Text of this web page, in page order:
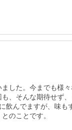
した。今までも様
、そんな期待せず
飲んでますが、味
のことです。